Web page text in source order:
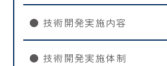
● 技術開発実施内容
● 技術開発実施体制